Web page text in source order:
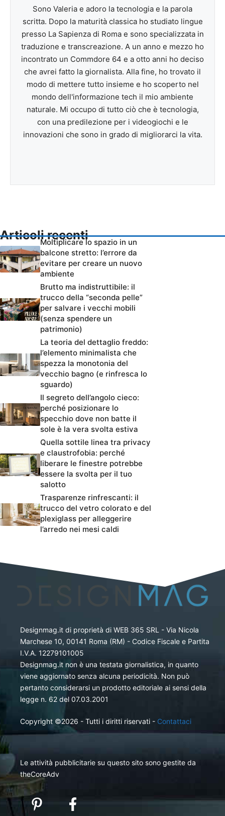
Sono Valeria e adoro la tecnologia e la parola
scritta. Dopo la maturità classica ho studiato lingue
presso La Sapienza di Roma e sono specializzata in
traduzione e transcreazione. A un anno e mezzo ho
incontrato un Commdore 64 e a otto anni ho deciso
che avrei fatto la giornalista. Alla fine, ho trovato il
modo di mettere tutto insieme e ho scoperto nel
mondo dell'informazione tech il mio ambiente
naturale. Mi occupo di tutto ciò che è tecnologia,
con una predilezione per i videogiochi e le
innovazioni che sono in grado di migliorarci la vita.
Articoli recenti
Moltiplicare lo spazio in un
balcone stretto: l’errore da
evitare per creare un nuovo
ambiente
Brutto ma indistruttibile: il
trucco della “seconda pelle”
per salvare i vecchi mobili
(senza spendere un
patrimonio)
La teoria del dettaglio freddo:
l’elemento minimalista che
spezza la monotonia del
vecchio bagno (e rinfresca lo
sguardo)
Il segreto dell’angolo cieco:
perché posizionare lo
specchio dove non batte il
sole è la vera svolta estiva
Quella sottile linea tra privacy
e claustrofobia: perché
liberare le finestre potrebbe
essere la svolta per il tuo
salotto
Trasparenze rinfrescanti: il
trucco del vetro colorato e del
plexiglass per alleggerire
l’arredo nei mesi caldi
Designmag.it di proprietà di WEB 365 SRL - Via Nicola
Marchese 10, 00141 Roma (RM) - Codice Fiscale e Partita
I.V.A. 12279101005
Designmag.it non è una testata giornalistica, in quanto
viene aggiornato senza alcuna periodicità. Non può
pertanto considerarsi un prodotto editoriale ai sensi della
legge n. 62 del 07.03.2001
Copyright ©2026 - Tutti i diritti riservati - Contattaci
Le attività pubblicitarie su questo sito sono gestite da
theCoreAdv